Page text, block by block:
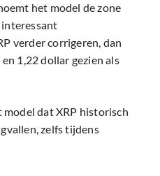
het model de zone
interessant
verder corrigeren, dan
1,22 dollar gezien als
dat XRP historisch
zelfs tijdens